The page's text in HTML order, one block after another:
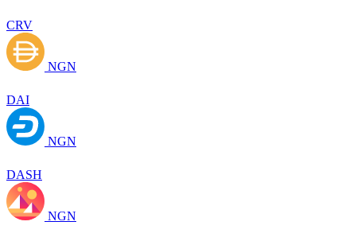
CRV
NGN
DAI
NGN
DASH
NGN